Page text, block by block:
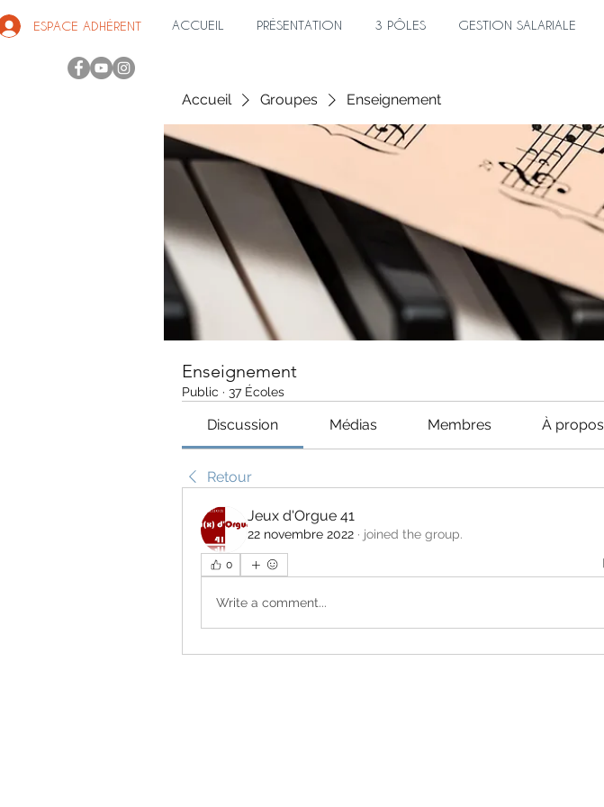
ESPACE ADHÉRENT ACCUEIL PRÉSENTATION 3 PÔLES GESTION SALARIALE
Accueil Groupes Enseignement
Enseignement
Public · 37 Écoles
Discussion Médias Membres À propos
Retour
Jeux d'Orgue 41
22 novembre 2022 · joined the group.
0
Write a comment...